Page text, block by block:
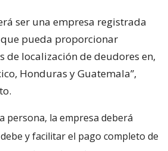
ser una empresa registrada
pueda proporcionar
de localización de deudores en,
Honduras y Guatemala”,
persona, la empresa deberá
y facilitar el pago completo de